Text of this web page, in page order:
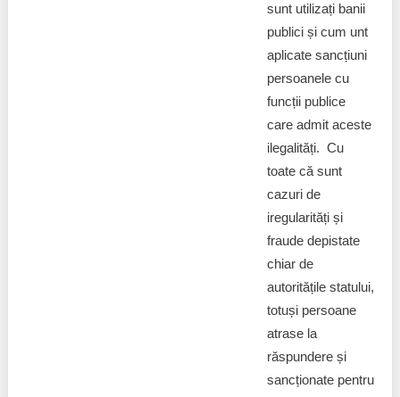
sunt utilizați banii
publici și cum unt
aplicate sancțiuni
persoanele cu
funcții publice
care admit aceste
ilegalități. Cu
toate că sunt
cazuri de
iregularități și
fraude depistate
chiar de
autoritățile statului,
totuși persoane
atrase la
răspundere și
sancționate pentru